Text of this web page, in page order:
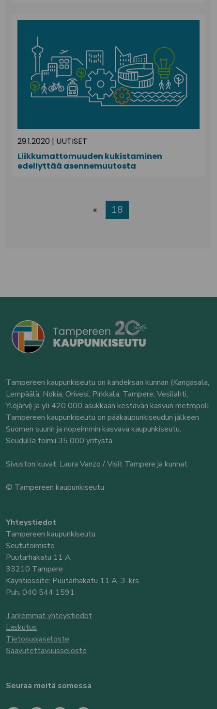
29.1.2020 | UUTISET
Liikkumattomuuden kukistaminen
edellyttää asennemuutosta
« 18
Tampereen kaupunkiseutu on kahdeksan kunnan (Kangasala,
Lempäälä, Nokia, Orivesi, Pirkkala, Tampere, Vesilahti,
Ylöjärvi) ja yli 420 000 asukkaan kestävän kasvun metropoli.
Tampereen kaupunkiseutu on pääkaupunkiseudun jälkeen
Suomen suurin ja nopeimmin kasvava kaupunkiseutu.
Seudulla toimii 35 000 yritystä.
Sivuston kuvat: Laura Vanzo / Visit Tampere ja kunnat
© Tampereen kaupunkiseutu
Yhteystiedot
Tampereen kaupunkiseutu
Seututoimisto
Puutarhakatu 11 A
33210 Tampere
Käyntiosoite: Puutarhakatu 11 A, 3. krs.
Puh. 040 544 1591
Tarkemmat yhteystiedot
Laskutus
Tietosuojaseloste
Saavutettavuusseloste
Seuraa meitä somessa